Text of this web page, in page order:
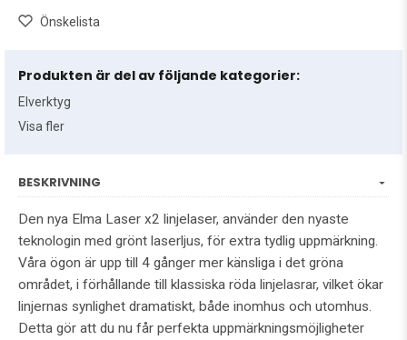
Önskelista
Produkten är del av följande kategorier:
Elverktyg
Visa fler
BESKRIVNING
Den nya Elma Laser x2 linjelaser, använder den nyaste
teknologin med grönt laserljus, för extra tydlig uppmärkning.
Våra ögon är upp till 4 gånger mer känsliga i det gröna
området, i förhållande till klassiska röda linjelasrar, vilket ökar
linjernas synlighet dramatiskt, både inomhus och utomhus.
Detta gör att du nu får perfekta uppmärkningsmöjligheter